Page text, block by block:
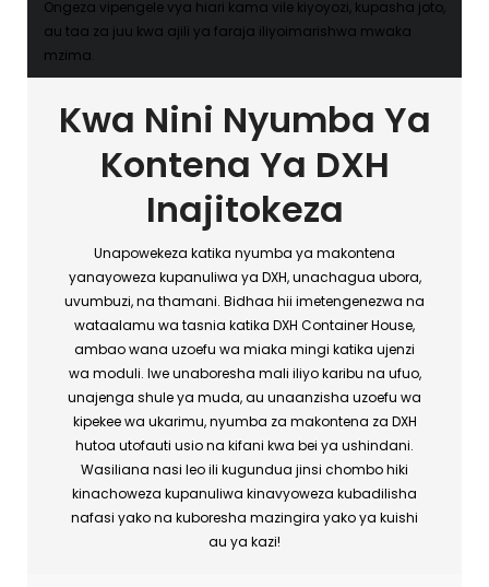
Ongeza vipengele vya hiari kama vile kiyoyozi, kupasha joto,
au taa za juu kwa ajili ya faraja iliyoimarishwa mwaka
mzima.
Kwa Nini Nyumba Ya
Kontena Ya DXH
Inajitokeza
Unapowekeza katika nyumba ya makontena
yanayoweza kupanuliwa ya DXH, unachagua ubora,
uvumbuzi, na thamani. Bidhaa hii imetengenezwa na
wataalamu wa tasnia katika DXH Container House,
ambao wana uzoefu wa miaka mingi katika ujenzi
wa moduli. Iwe unaboresha mali iliyo karibu na ufuo,
unajenga shule ya muda, au unaanzisha uzoefu wa
kipekee wa ukarimu, nyumba za makontena za DXH
hutoa utofauti usio na kifani kwa bei ya ushindani.
Wasiliana nasi leo ili kugundua jinsi chombo hiki
kinachoweza kupanuliwa kinavyoweza kubadilisha
nafasi yako na kuboresha mazingira yako ya kuishi
au ya kazi!